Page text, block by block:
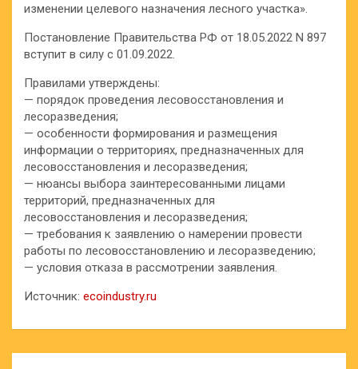
изменении целевого назначения лесного участка».
Постановление Правительства РФ от 18.05.2022 N 897
вступит в силу с 01.09.2022.
Правилами утверждены:
— порядок проведения лесовосстановления и
лесоразведения;
— особенности формирования и размещения
информации о территориях, предназначенных для
лесовосстановления и лесоразведения;
— нюансы выбора заинтересованными лицами
территорий, предназначенных для
лесовосстановления и лесоразведения;
— требования к заявлению о намерении провести
работы по лесовосстановлению и лесоразведению;
— условия отказа в рассмотрении заявления.
Источник: ecoindustry.ru